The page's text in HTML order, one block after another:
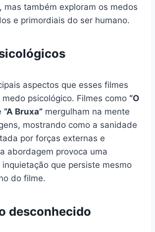
mas também exploram os medos
e primordiais do ser humano.
aspectos que esses filmes
psicológico. Filmes como “O
“A Bruxa” mergulham na mente
mostrando como a sanidade
por forças externas e
abordagem provoca uma
que persiste mesmo
do filme.
desconhecido